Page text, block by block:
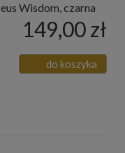
Wisdom, czarna
149,00 zł
do koszyka